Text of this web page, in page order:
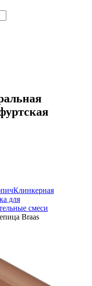
Клинкерная
для
смеси
Braas